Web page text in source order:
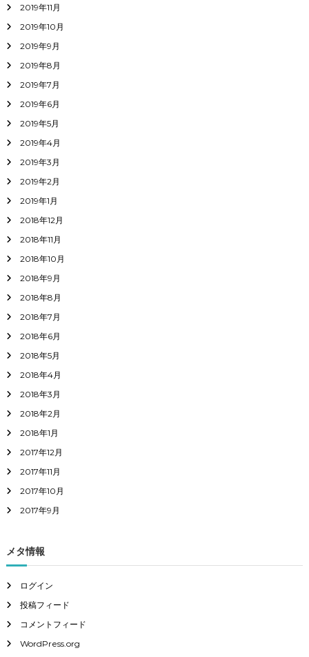
2019年11月
2019年10月
2019年9月
2019年8月
2019年7月
2019年6月
2019年5月
2019年4月
2019年3月
2019年2月
2019年1月
2018年12月
2018年11月
2018年10月
2018年9月
2018年8月
2018年7月
2018年6月
2018年5月
2018年4月
2018年3月
2018年2月
2018年1月
2017年12月
2017年11月
2017年10月
2017年9月
メタ情報
ログイン
投稿フィード
コメントフィード
WordPress.org